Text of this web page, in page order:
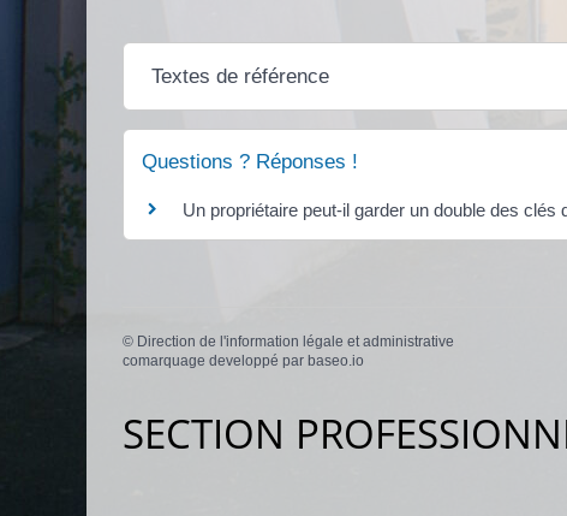
Textes de référence
Questions ? Réponses !
Un propriétaire peut-il garder un double des clés
© Direction de l'information légale et administrative
comarquage developpé par baseo.io
SECTION